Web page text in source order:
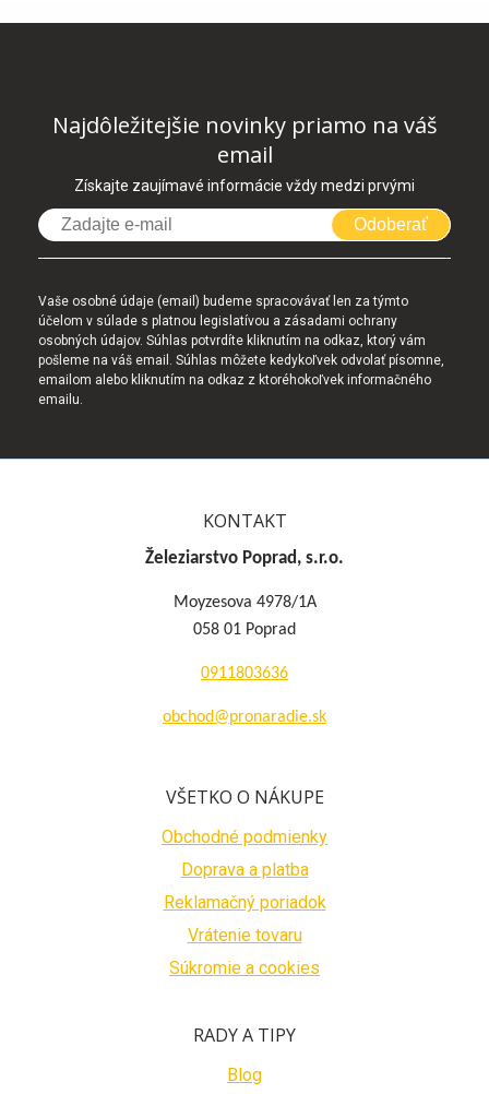
Najdôležitejšie novinky priamo na váš
email
Získajte zaujímavé informácie vždy medzi prvými
Odoberať
Vaše osobné údaje (email) budeme spracovávať len za týmto
účelom v súlade s platnou legislatívou a zásadami ochrany
osobných údajov. Súhlas potvrdíte kliknutím na odkaz, ktorý vám
pošleme na váš email. Súhlas môžete kedykoľvek odvolať písomne,
emailom alebo kliknutím na odkaz z ktoréhokoľvek informačného
emailu.
KONTAKT
Železiarstvo Poprad, s.r.o.
Moyzesova 4978/1A
058 01 Poprad
0911803636
obchod@pronaradie.sk
VŠETKO O NÁKUPE
Obchodné podmienky
Doprava a platba
Reklamačný poriadok
Vrátenie tovaru
Súkromie a cookies
RADY A TIPY
Blog